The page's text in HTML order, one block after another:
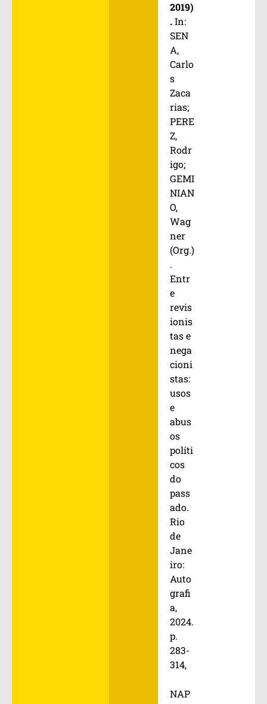
2019)
.In:
SEN
A,
Carlo
s
Zaca
rias;
PERE
Z,
Rodr
igo;
GEMI
NIAN
O,
Wag
ner
(Org.)
.
Entr
e
revis
ionis
tas e
nega
cioni
stas:
usos
e
abus
os
políti
cos
do
pass
ado.
Rio
de
Jane
iro:
Auto
grafi
a,
2024.
p.
283-
314,
NAP